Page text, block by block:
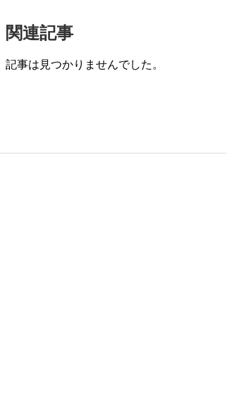
関連記事
記事は見つかりませんでした。